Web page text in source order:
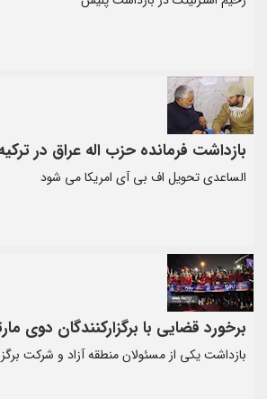
بازداشت فرمانده حزب اله عراق در
الساعدی تحویل اف بی آی امریکا می شود
برخورد قضایی با برگزارکنندگان دوی
بازداشت یکی از مسئولان منطقه آزاد و شرکت